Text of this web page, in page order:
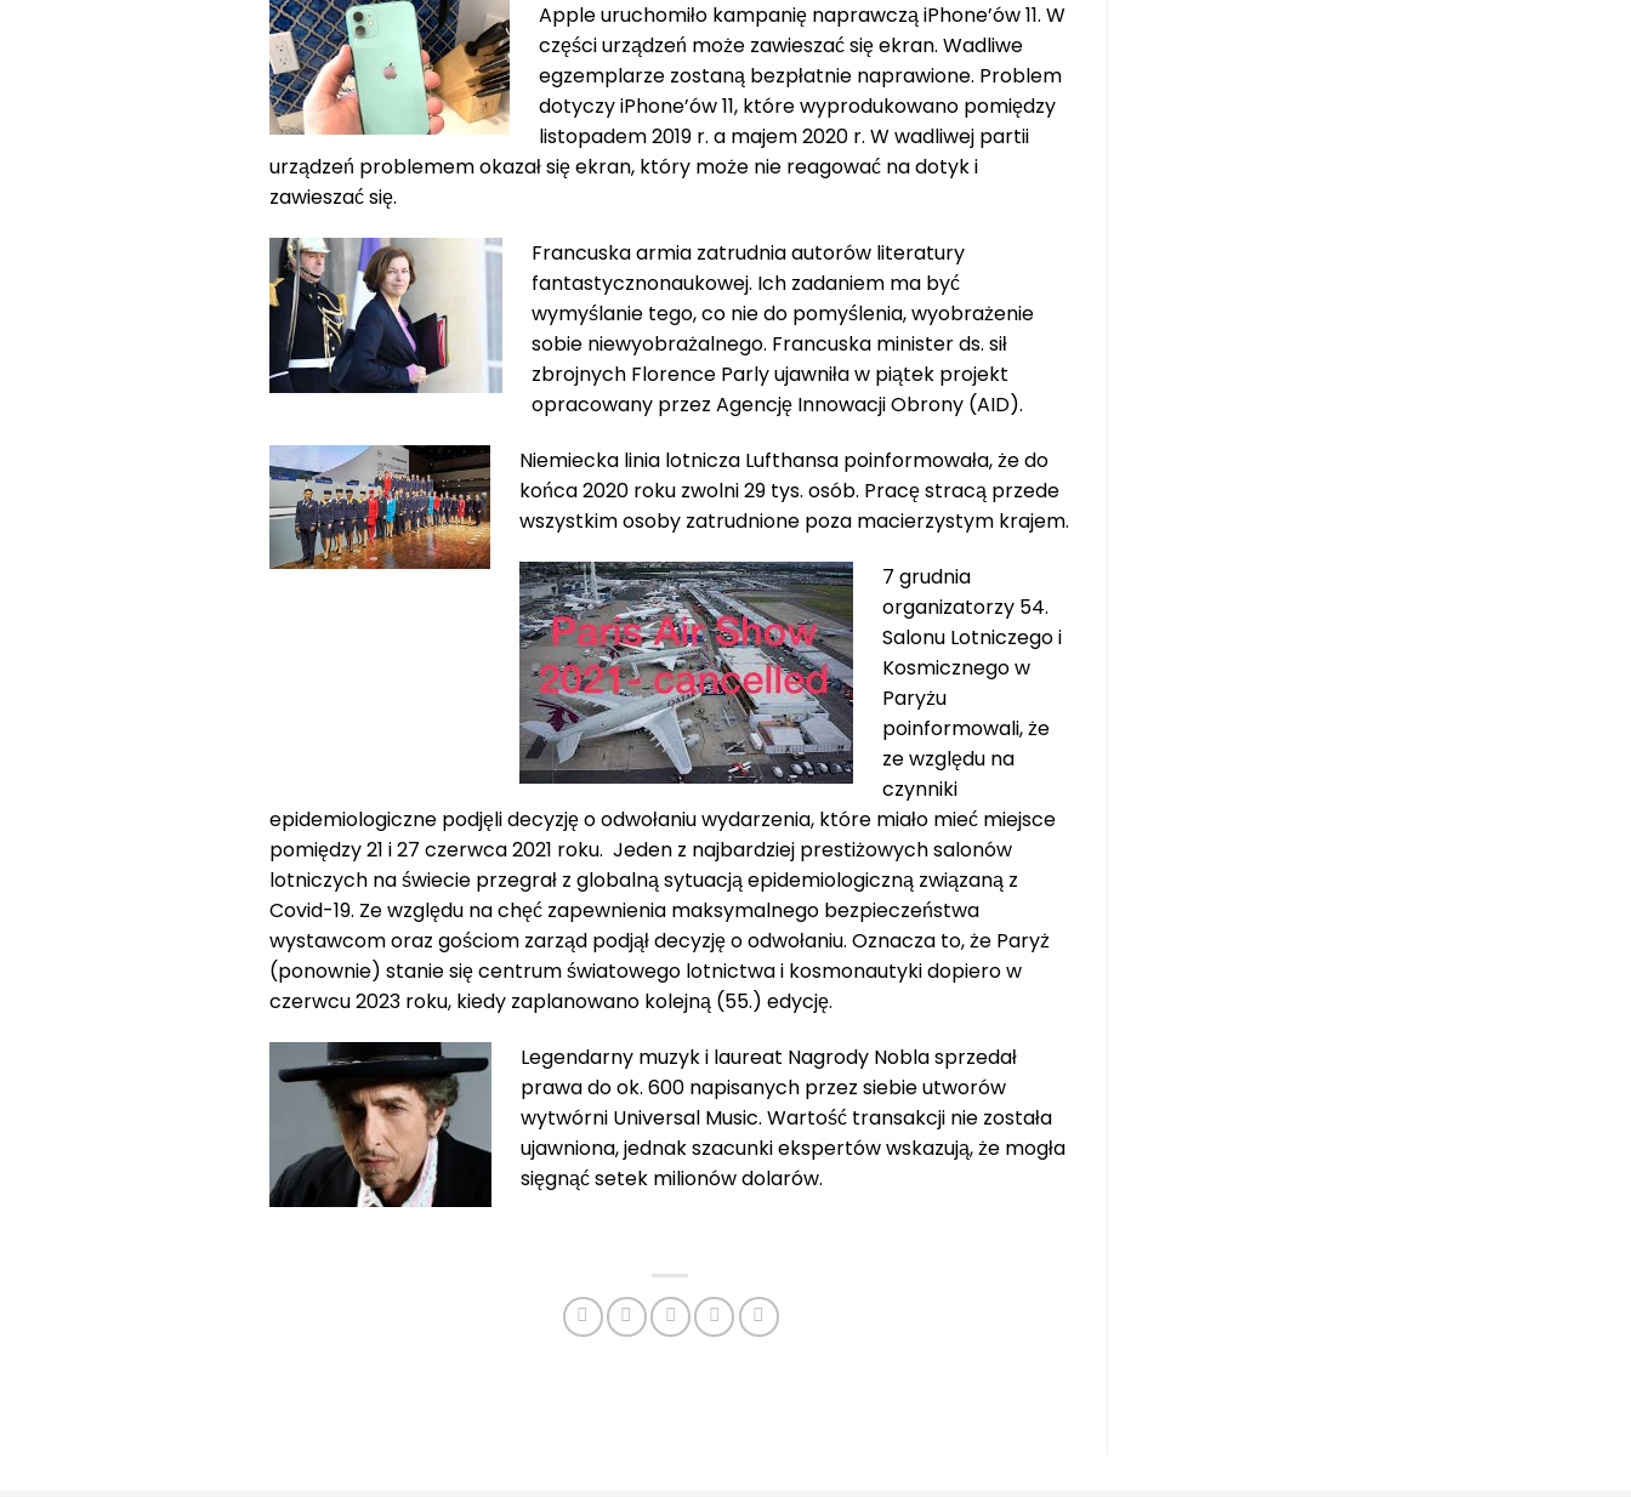
Apple uruchomiło kampanię naprawczą iPhone’ów 11. W
części urządzeń może zawieszać się ekran. Wadliwe
egzemplarze zostaną bezpłatnie naprawione. Problem
dotyczy iPhone’ów 11, które wyprodukowano pomiędzy
listopadem 2019 r. a majem 2020 r. W wadliwej partii
urządzeń problemem okazał się ekran, który może nie reagować na dotyk i
zawieszać się.
Francuska armia zatrudnia autorów literatury
fantastycznonaukowej. Ich zadaniem ma być
wymyślanie tego, co nie do pomyślenia, wyobrażenie
sobie niewyobrażalnego. Francuska minister ds. sił
zbrojnych Florence Parly ujawniła w piątek projekt
opracowany przez Agencję Innowacji Obrony (AID).
Niemiecka linia lotnicza Lufthansa poinformowała, że do
końca 2020 roku zwolni 29 tys. osób. Pracę stracą przede
wszystkim osoby zatrudnione poza macierzystym krajem.
7 grudnia
organizatorzy 54.
Salonu Lotniczego i
Kosmicznego w
Paryżu
poinformowali, że
ze względu na
czynniki
epidemiologiczne podjęli decyzję o odwołaniu wydarzenia, które miało mieć miejsce
pomiędzy 21 i 27 czerwca 2021 roku. Jeden z najbardziej prestiżowych salonów
lotniczych na świecie przegrał z globalną sytuacją epidemiologiczną związaną z
Covid-19. Ze względu na chęć zapewnienia maksymalnego bezpieczeństwa
wystawcom oraz gościom zarząd podjął decyzję o odwołaniu. Oznacza to, że Paryż
(ponownie) stanie się centrum światowego lotnictwa i kosmonautyki dopiero w
czerwcu 2023 roku, kiedy zaplanowano kolejną (55.) edycję.
Legendarny muzyk i laureat Nagrody Nobla sprzedał
prawa do ok. 600 napisanych przez siebie utworów
wytwórni Universal Music. Wartość transakcji nie została
ujawniona, jednak szacunki ekspertów wskazują, że mogła
sięgnąć setek milionów dolarów.